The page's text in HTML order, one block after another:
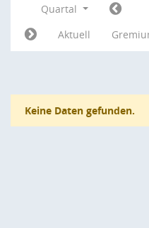
Quartal
Aktuell
Keine Daten gefunden.